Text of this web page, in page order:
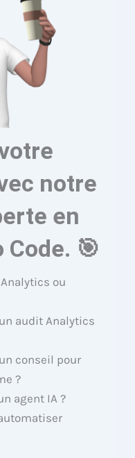
notre
en
Code. 🎯
ou
audit Analytics
conseil pour
?
agent IA ?